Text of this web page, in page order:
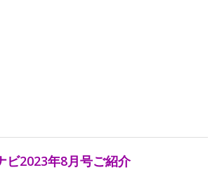
ビ2023年8月号ご紹介